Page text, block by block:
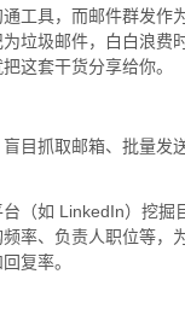
工具，而邮件群发
垃圾邮件，白白浪
这套干货分享给你。
目抓取邮箱、批量
（如 LinkedIn）挖
率、负责人职位等
复率。